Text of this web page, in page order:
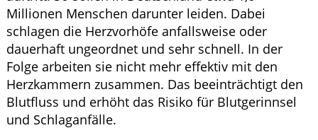
Millionen Menschen darunter leiden. Dabei
schlagen die Herzvorhöfe anfallsweise oder
dauerhaft ungeordnet und sehr schnell. In der
Folge arbeiten sie nicht mehr effektiv mit den
Herzkammern zusammen. Das beeinträchtigt den
Blutfluss und erhöht das Risiko für Blutgerinnsel
und Schlaganfälle.